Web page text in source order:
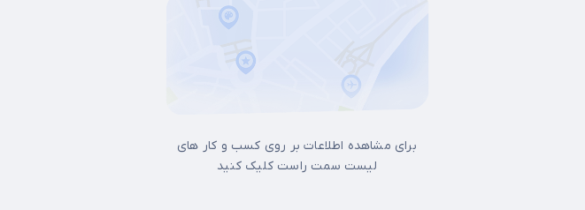
برای مشاهده اطلاعات بر روی کسب و کار های
لیست سمت راست کلیک کنید